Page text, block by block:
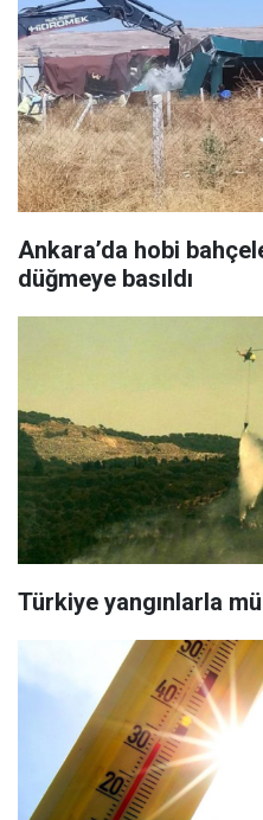
Ankara’da hobi
düğmeye basıldı
Türkiye yangınlarla